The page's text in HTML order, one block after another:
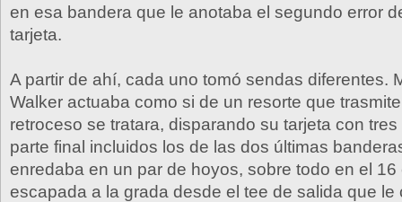
en esa bandera que le anotaba el segundo error
tarjeta.
A partir de ahí, cada uno tomó sendas diferentes.
Walker actuaba como si de un resorte que
retroceso se tratara, disparando su tarjeta con
parte final incluidos los de las dos últimas
enredaba en un par de hoyos, sobre todo en el 16
escapada a la grada desde el tee de salida que le